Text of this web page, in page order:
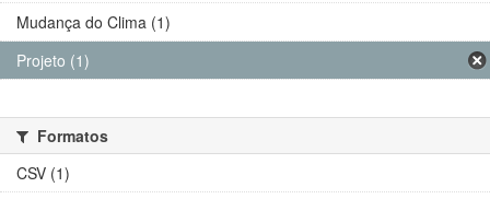
Mudança do Clima (1)
Projeto (1)
Formatos
CSV (1)